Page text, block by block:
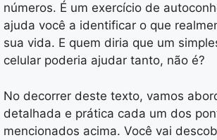
números. É um exercício de
ajuda você a identificar o que
sua vida. E quem diria que um
celular poderia ajudar tanto, não é?
No decorrer deste texto, vamos
detalhada e prática cada um dos
mencionados acima. Você vai